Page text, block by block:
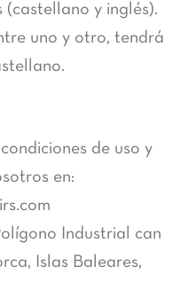
(castellano y inglés).
uno y otro, tendrá
de uso y
en:
Industrial can
Islas Baleares,